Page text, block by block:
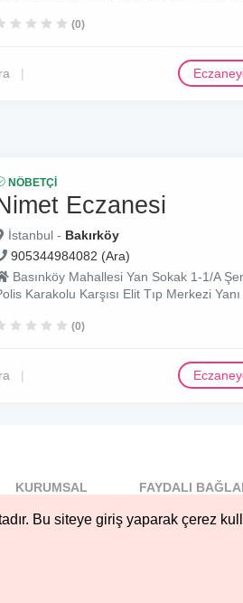
Bu siteye giriş yaparak çerez
(0)
NÖBETÇI
Eczanesi
İstanbul - Bakırköy
905344984082 (Ara)
Basınköy Mahallesi Yan Sokak 1-1/A
Karakolu Karşısı Elit Tıp Merkezi Yanı
(0)
KURUMSAL
Hakkımızda
FAYDALI